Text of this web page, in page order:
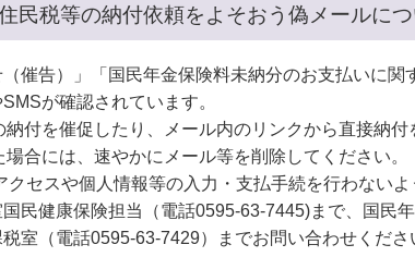
遺贈寄附
民税等の納付依頼をよそおう偽メールに
催告）」「国民年金保険料未納分のお支払いに
が確認されています。
付を催促したり、メール内のリンクから直接納付
合には、速やかにメール等を削除してください。
セスや個人情報等の入力・支払手続を行わないよ
民健康保険担当（電話0595-63-7445)まで、国民
室（電話0595-63-7429）までお問い合わせくださ